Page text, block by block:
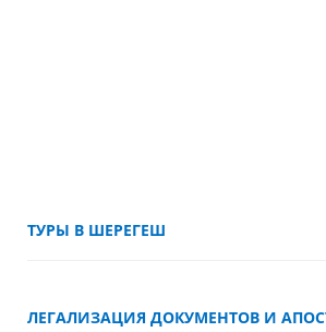
ТУРЫ В ШЕРЕГЕШ
ЛЕГАЛИЗАЦИЯ ДОКУМЕНТОВ И